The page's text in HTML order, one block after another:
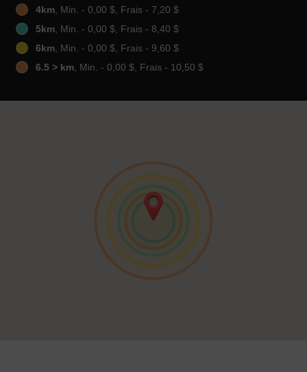
4km, Min. - 0,00 $, Frais - 7,20 $
5km, Min. - 0,00 $, Frais - 8,40 $
6km, Min. - 0,00 $, Frais - 9,60 $
6.5 > km, Min. - 0,00 $, Frais - 10,50 $